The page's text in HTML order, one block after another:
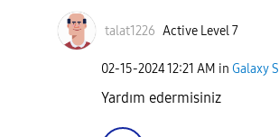
talat1226 Active Level 7
‎02-15-202412:21 AM in Galaxy S
Yardım edermisiniz